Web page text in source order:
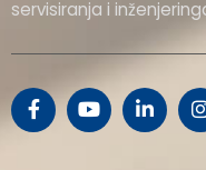
servisiranja i